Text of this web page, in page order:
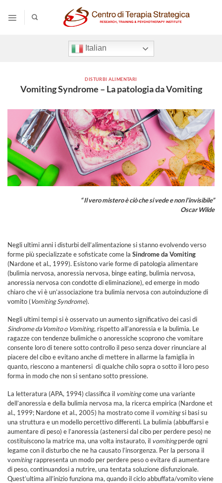
contenuti
Italian
DISTURBI ALIMENTARI
Vomiting Syndrome – La patologia da Vomiting
“Il vero mistero è ciò che si vede e non l’invisibile”
Oscar Wilde
Negli ultimi anni i disturbi dell’alimentazione si stanno evolvendo verso
forme più specializzate e sofisticate come la Sindrome da Vomiting
(Nardone et al., 1999). Esistono varie forme di patologia alimentare
(bulimia nervosa, anoressia nervosa, binge eating, bulimia nervosa,
anoressia nervosa con condotte di eliminazione), ed emerge in modo
chiaro che vi è un’associazione tra bulimia nervosa con autoinduzione di
vomito (Vomiting Syndrome).
Negli ultimi tempi si è osservato un aumento significativo dei casi di
Sindrome da Vomito o Vomiting, rispetto all’anoressia e la bulimia. Le
ragazze con tendenze bulimiche o anoressiche scoprono che vomitare
consente loro di tenere sotto controllo il peso senza dover rinunciare al
piacere del cibo e evitano anche di mettere in allarme la famiglia in
quanto, riescono a mantenersi di qualche chilo sopra o sotto il loro peso
forma in modo che non si sentano sotto pressione.
La letteratura (APA, 1994) classifica il vomitingcome una variante
dell’anoressia e della bulimia nervosa ma, la ricerca empirica (Nardone et
al., 1999; Nardone et al., 2005) ha mostrato come il vomitingsi basi su
una struttura e un modello percettivo differenti. La bulimia (abbuffarsi e
aumentare di peso) e l’anoressia (astenersi dal cibo per perdere peso) ne
costituiscono la matrice ma, una volta instaurato, il vomitingperde ogni
legame con il disturbo che ne ha causato l’insorgenza. Per la persona il
vomitingrappresenta un modo per perdere peso o evitare di aumentare
di peso, continuandosi a nutrire, una tentata soluzione disfunzionale.
Quest’ultima all’inizio funziona ma, quando il ciclo abbuffata/vomito viene